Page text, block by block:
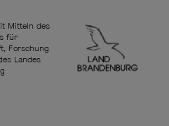
Mitteln des
für
Forschung
Landes